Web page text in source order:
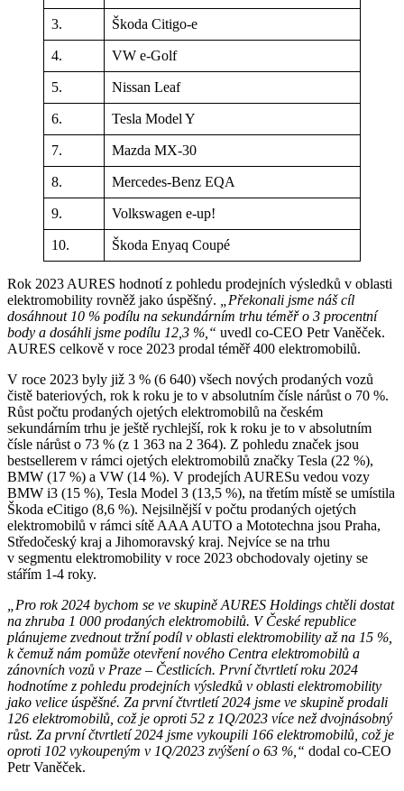
3. Škoda Citigo-e
4. VW e-Golf
5. Nissan Leaf
6. Tesla Model Y
7. Mazda MX-30
8. Mercedes-Benz EQA
9. Volkswagen e-up!
10. Škoda Enyaq Coupé
Rok 2023 AURES hodnotí z pohledu prodejních výsledků v oblasti
elektromobility rovněž jako úspěšný.
„Překonali jsme náš cíl
dosáhnout 10 % podílu na sekundárním trhu téměř o 3 procentní
body a dosáhli jsme podílu 12,3 %,“ uvedl co-CEO Petr Vaněček.
AURES celkově v roce 2023 prodal téměř 400 elektromobilů.
V roce 2023 byly již 3 % (6 640) všech nových prodaných vozů
čistě bateriových, rok k roku je to v absolutním čísle nárůst o 70 %.
Růst počtu prodaných ojetých elektromobilů na českém
sekundárním trhu je ještě rychlejší, rok k roku je to v absolutním
čísle nárůst o 73 % (z 1 363 na 2 364). Z pohledu značek jsou
bestsellerem v rámci ojetých elektromobilů značky Tesla (22 %),
BMW (17 %) a VW (14 %). V prodejích AURESu vedou vozy
BMW i3 (15 %), Tesla Model 3 (13,5 %), na třetím místě se umístila
Škoda eCitigo (8,6 %). Nejsilnější v počtu prodaných ojetých
elektromobilů v rámci sítě AAA AUTO a Mototechna jsou Praha,
Středočeský kraj a Jihomoravský kraj. Nejvíce se na trhu
v segmentu elektromobility v roce 2023 obchodovaly ojetiny se
stářím 1-4 roky.
„Pro rok 2024 bychom se ve skupině AURES Holdings chtěli dostat
na zhruba 1 000 prodaných elektromobilů. V České republice
plánujeme zvednout tržní podíl v oblasti elektromobility až na 15 %,
k čemuž nám pomůže otevření nového Centra elektromobilů a
zánovních vozů v Praze – Čestlicích. První čtvrtletí roku 2024
hodnotíme z pohledu prodejních výsledků v oblasti elektromobility
jako velice úspěšné. Za první čtvrtletí 2024 jsme ve skupině prodali
126 elektromobilů, což je oproti 52 z 1Q/2023 více než dvojnásobný
růst. Za první čtvrtletí 2024 jsme vykoupili 166 elektromobilů, což je
oproti 102 vykoupeným v 1Q/2023 zvýšení o 63 %,“ dodal co-CEO
Petr Vaněček.